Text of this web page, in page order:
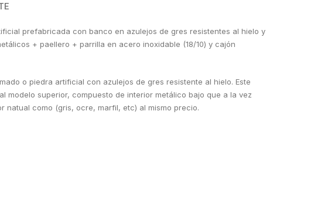
prefabricada con banco en azulejos de gres resistentes al hielo y
+ paellero + parrilla en acero inoxidable (18/10) y cajón
o piedra artificial con azulejos de gres resistente al hielo. Este
superior, compuesto de interior metálico bajo que a la vez
como (gris, ocre, marfil, etc) al mismo precio.